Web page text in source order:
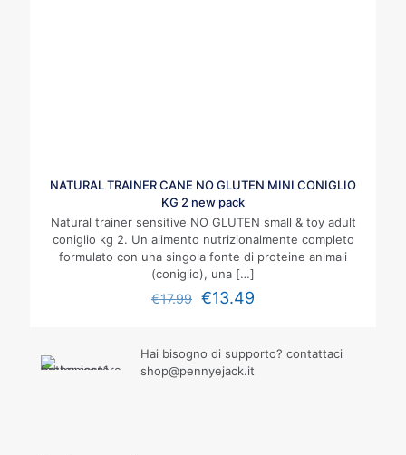
NATURAL TRAINER CANE NO GLUTEN MINI CONIGLIO
KG 2 new pack
Natural trainer sensitive NO GLUTEN small & toy adult
coniglio kg 2. Un alimento nutrizionalmente completo
formulato con una singola fonte di proteine animali
(coniglio), una […]
€17.99 €13.49
Hai bisogno di supporto? contattaci
shop@pennyejack.it